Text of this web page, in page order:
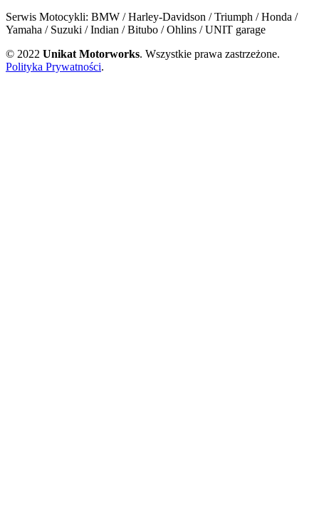
Serwis Motocykli: BMW / Harley-Davidson / Triumph / Honda /
Yamaha / Suzuki / Indian / Bitubo / Ohlins / UNIT garage
© 2022 Unikat Motorworks. Wszystkie prawa zastrzeżone.
Polityka Prywatności.